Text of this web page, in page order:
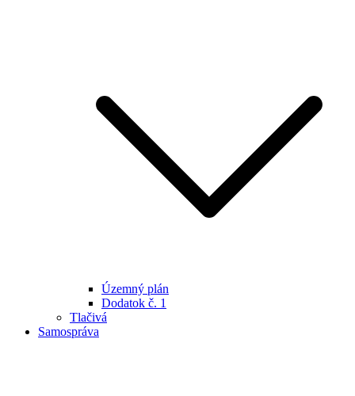
Územný plán
Dodatok č. 1
Tlačivá
Samospráva